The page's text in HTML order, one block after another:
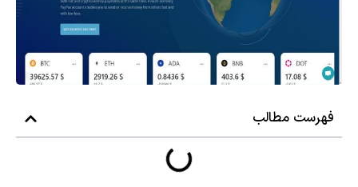
فهرست مطالب